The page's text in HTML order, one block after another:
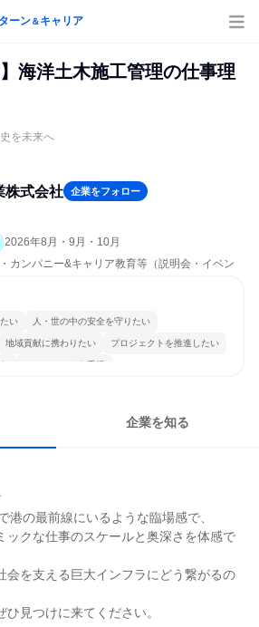
ーン＆キャリア
海洋土木施工管理の仕事理
を未来へ
株式会社 企業をフォロー
2026年8月・9月・10月
カンパニー&キャリア教育等（説明会・イベン
い 人・世の中の安全を守りたい
地域貢献に携わりたい プロジェクトを推進したい
チームワークを重視
企業を知る
港の最前線にいるような臨場感で、
ックな仕事のスケールと奥深さを体感で
会を支える巨大インフラにどう繋がるの
見つけに来てください。